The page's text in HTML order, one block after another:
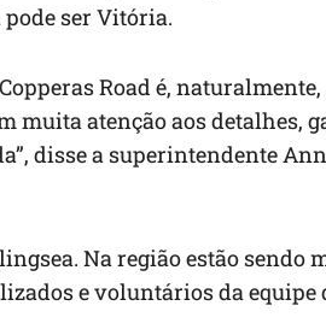
ser Vitória.
Road é,
muita atenção aos detalhes,
disse a superintendente
Na região estão sendo
e voluntários da equipe